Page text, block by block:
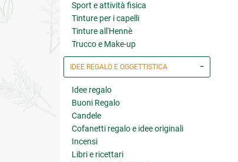
Sport e attività fisica
Tinture per i capelli
Tinture all'Hennè
Trucco e Make-up
IDEE REGALO E OGGETTISTICA
Idee regalo
Buoni Regalo
Candele
Cofanetti regalo e idee originali
Incensi
Libri e ricettari